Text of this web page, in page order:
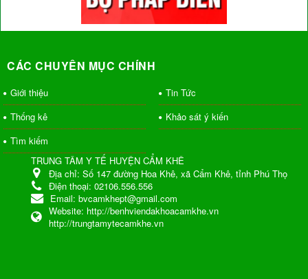
CÁC CHUYÊN MỤC CHÍNH
Giới thiệu
Tin Tức
Thống kê
Khảo sát ý kiến
Tìm kiếm
TRUNG TÂM Y TẾ HUYỆN CẨM KHÊ
Địa chỉ: Số 147 đường Hoa Khê, xã Cẩm Khê, tỉnh Phú Thọ
Điện thoại: 02106.556.556
Email: bvcamkhept@gmail.com
Website: http://benhviendakhoacamkhe.vn
http://trungtamytecamkhe.vn